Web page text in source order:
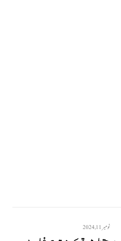
نومبر 11, 2024